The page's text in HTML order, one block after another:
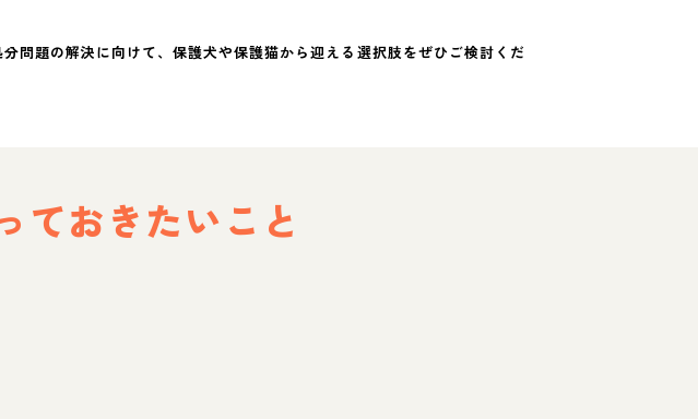
問題の解決に向けて、保護犬や保護猫から迎える選択肢をぜひご検討くだ
ておきたいこと